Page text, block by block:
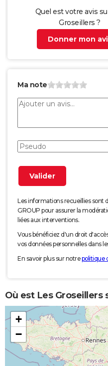
Quel est votre avis
Groseillers ?
Donner mon
Ma note
Les informations recueillies sont
GROUP pour assurer la
liées aux interventions.
Vous bénéficiez d'un droit
vos données personnelles dans
En savoir plus sur notrepolitique
Où est Les Groseillers
+
−